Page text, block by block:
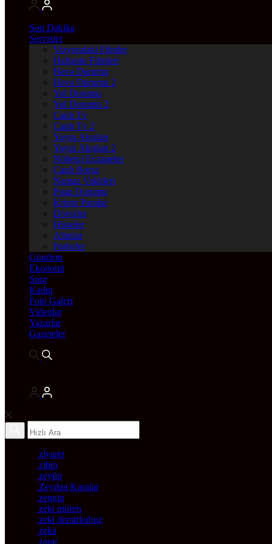
Son Dakika
Servisler
Vizyondaki Filmler
Haftanin Filmleri
Hava Durumu
Hava Durumu 2
Yol Durumu
Yol Durumu 2
Canlı Tv
Canlı Tv 2
Yayın Akışları
Yayın Akışları 2
Nöbetçi Eczaneler
Canlı Borsa
Namaz Vakitleri
Puan Durumu
Kripto Paralar
Dövizler
Hisseler
Altınlar
Pariteler
Gündem
Ekonomi
Spor
Kadın
Foto Galeri
Videolar
Yazarlar
Gazeteler
ziyaret
zihin
zeytin
Zeydan Karalar
zengin
zeki müren
zeki demirkubuz
zeka
zarar